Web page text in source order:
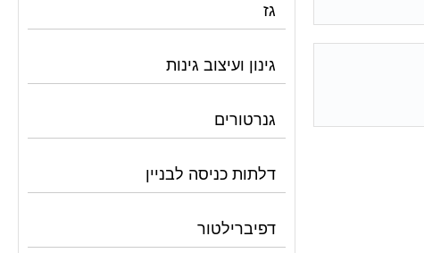
גז
גינון ועיצוב גינות
גנרטורים
דלתות כניסה לבניין
דפיברילטור